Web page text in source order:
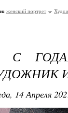
женский портрет
С
14 Апреля